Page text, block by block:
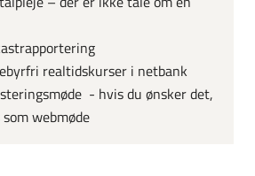
realtidskurser i netbank
- hvis du ønsker det,
webmøde